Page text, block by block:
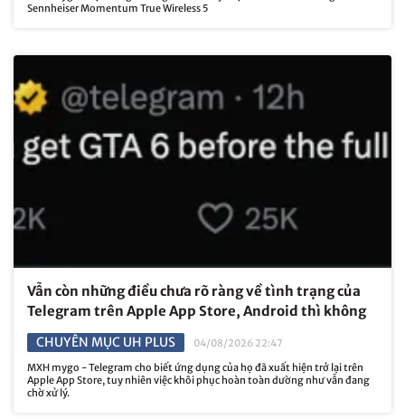
Sennheiser Momentum True Wireless 5
Vẫn còn những điều chưa rõ ràng về tình trạng của
Telegram trên Apple App Store, Android thì không
CHUYÊN MỤC UH PLUS
04/08/2026 22:47
MXH mygo - Telegram cho biết ứng dụng của họ đã xuất hiện trở lại trên
Apple App Store, tuy nhiên việc khôi phục hoàn toàn dường như vẫn đang
chờ xử lý.